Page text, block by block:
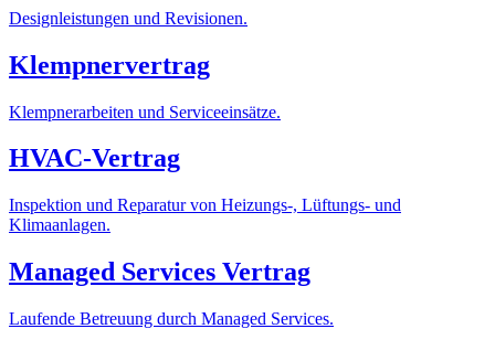
Designleistungen und Revisionen.
Klempnervertrag
Klempnerarbeiten und Serviceeinsätze.
HVAC-Vertrag
Inspektion und Reparatur von Heizungs-, Lüftungs- und
Klimaanlagen.
Managed Services Vertrag
Laufende Betreuung durch Managed Services.